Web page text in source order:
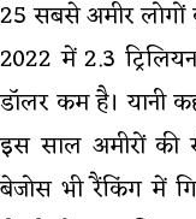
25 सबसे अमीर लोगों
2022 में 2.3
डॉलर कम है। यानी
इस साल अमीरों
बेजोस भी रैंकिंग में